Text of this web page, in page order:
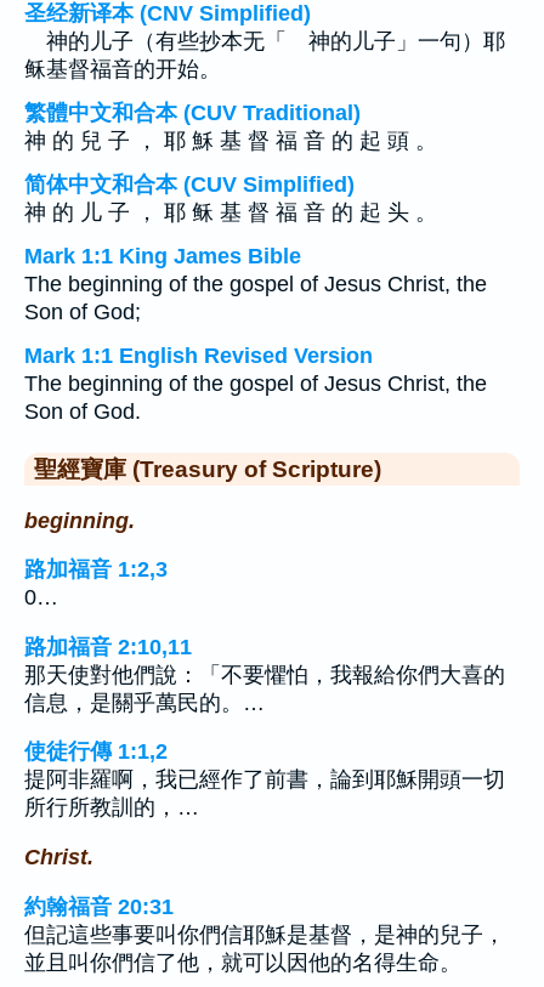
圣经新译本 (CNV Simplified)
神的儿子（有些抄本无「 神的儿子」一句）耶
稣基督福音的开始。
繁體中文和合本 (CUV Traditional)
神 的 兒 子 ， 耶 穌 基 督 福 音 的 起 頭 。
简体中文和合本 (CUV Simplified)
神 的 儿 子 ， 耶 稣 基 督 福 音 的 起 头 。
Mark 1:1 King James Bible
The beginning of the gospel of Jesus Christ, the
Son of God;
Mark 1:1 English Revised Version
The beginning of the gospel of Jesus Christ, the
Son of God.
聖經寶庫 (Treasury of Scripture)
beginning.
路加福音 1:2,3
0…
路加福音 2:10,11
那天使對他們說：「不要懼怕，我報給你們大喜的
信息，是關乎萬民的。…
使徒行傳 1:1,2
提阿非羅啊，我已經作了前書，論到耶穌開頭一切
所行所教訓的，…
Christ.
約翰福音 20:31
但記這些事要叫你們信耶穌是基督，是神的兒子，
並且叫你們信了他，就可以因他的名得生命。